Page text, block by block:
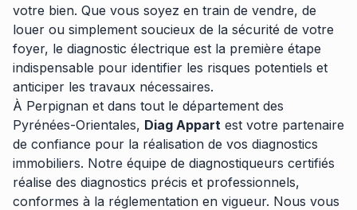
votre bien. Que vous soyez en train de vendre, de
louer ou simplement soucieux de la sécurité de votre
foyer, le diagnostic électrique est la première étape
indispensable pour identifier les risques potentiels et
anticiper les travaux nécessaires.
À Perpignan et dans tout le département des
Pyrénées-Orientales, Diag Appart est votre partenaire
de confiance pour la réalisation de vos diagnostics
immobiliers. Notre équipe de diagnostiqueurs certifiés
réalise des diagnostics précis et professionnels,
conformes à la réglementation en vigueur. Nous vous